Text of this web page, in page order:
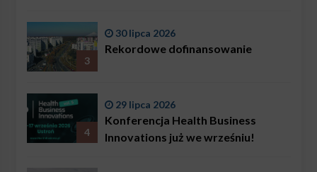
problemem są nie tylko choroby
3
30 lipca 2026
Rekordowe dofinansowanie
4
29 lipca 2026
Konferencja Health Business
Innovations już we wrześniu!